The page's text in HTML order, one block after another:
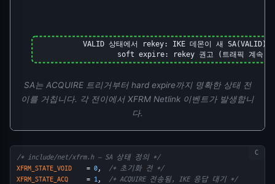
VALID 상태에서 rekey: IKE 데몬이 새 SA(VALID)
soft expire: rekey 권고 (트래픽 계속
SA는 ACQUIRE 트리거부터 hard expire까지 명확한 상태 전
이를 거칩니다. 각 전이에서 XFRM Netlink 이벤트가 발생합니
다.
/* include/net/xfrm.h — SA 상태 정의 */
XFRM_STATE_VOID
    =
0,
/* 초기화 전 */
XFRM_STATE_ACQ
     =
1 ,
/* ACQUIRE 전송됨, IKE 응답 대기 */